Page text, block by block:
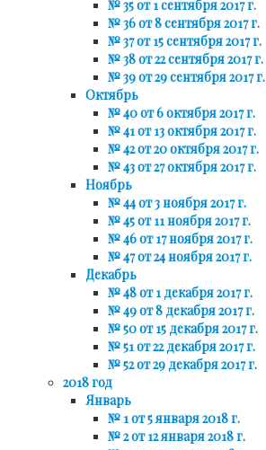
№ 35 от 1 сентября 2017 г.
№ 36 от 8 сентября 2017 г.
№ 37 от 15 сентября 2017 г.
№ 38 от 22 сентября 2017 г.
№ 39 от 29 сентября 2017 г.
Октябрь
№ 40 от 6 октября 2017 г.
№ 41 от 13 октября 2017 г.
№ 42 от 20 октября 2017 г.
№ 43 от 27 октября 2017 г.
Ноябрь
№ 44 от 3 ноября 2017 г.
№ 45 от 11 ноября 2017 г.
№ 46 от 17 ноября 2017 г.
№ 47 от 24 ноября 2017 г.
Декабрь
№ 48 от 1 декабря 2017 г.
№ 49 от 8 декабря 2017 г.
№ 50 от 15 декабря 2017 г.
№ 51 от 22 декабря 2017 г.
№ 52 от 29 декабря 2017 г.
2018 год
Январь
№ 1 от 5 января 2018 г.
№ 2 от 12 января 2018 г.